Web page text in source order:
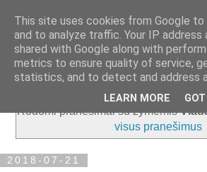
Rodomi pranešimai su žymėmis
visus pranešimus
2018-07-21
This site uses cookies from Google
and to analyze traffic. Your IP address
shared with Google along with
metrics to ensure quality of service,
statistics, and to detect and address
LEARN MORE